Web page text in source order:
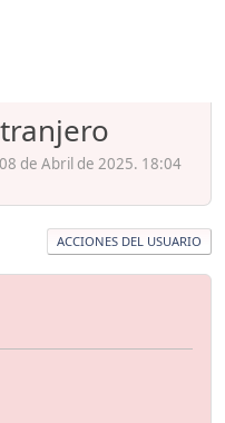
de Abril de 2025. 18:04
ACCIONES DEL USUARIO